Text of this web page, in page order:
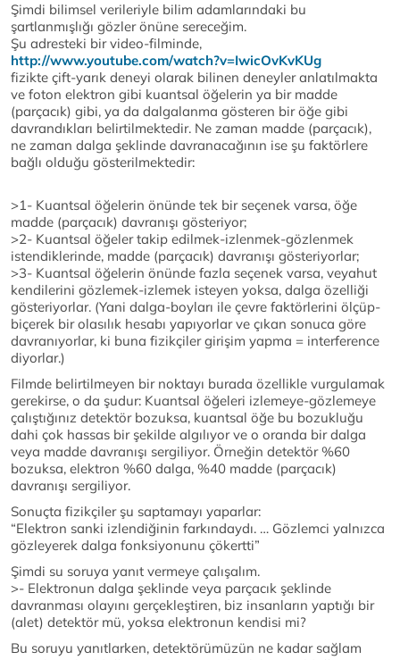
Şimdi bilimsel verileriyle bilim adamlarındaki bu
şartlanmışlığı gözler önüne sereceğim.
Şu adresteki bir video-filminde,
http://www.youtube.com/watch?v=IwicOvKvKUg
fizikte çift-yarık deneyi olarak bilinen deneyler anlatılmakta
ve foton elektron gibi kuantsal öğelerin ya bir madde
(parçacık) gibi, ya da dalgalanma gösteren bir öğe gibi
davrandıkları belirtilmektedir. Ne zaman madde (parçacık),
ne zaman dalga şeklinde davranacağının ise şu faktörlere
bağlı olduğu gösterilmektedir:
>1- Kuantsal öğelerin önünde tek bir seçenek varsa, öğe
madde (parçacık) davranışı gösteriyor;
>2- Kuantsal öğeler takip edilmek-izlenmek-gözlenmek
istendiklerinde, madde (parçacık) davranışı gösteriyorlar;
>3- Kuantsal öğelerin önünde fazla seçenek varsa, veyahut
kendilerini gözlemek-izlemek isteyen yoksa, dalga özelliği
gösteriyorlar. (Yani dalga-boyları ile çevre faktörlerini ölçüp-
biçerek bir olasılık hesabı yapıyorlar ve çıkan sonuca göre
davranıyorlar, ki buna fizikçiler girişim yapma = interference
diyorlar.)
Filmde belirtilmeyen bir noktayı burada özellikle vurgulamak
gerekirse, o da şudur: Kuantsal öğeleri izlemeye-gözlemeye
çalıştığınız detektör bozuksa, kuantsal öğe bu bozukluğu
dahi çok hassas bir şekilde algılıyor ve o oranda bir dalga
veya madde davranışı sergiliyor. Örneğin detektör %60
bozuksa, elektron %60 dalga, %40 madde (parçacık)
davranışı sergiliyor.
Sonuçta fizikçiler şu saptamayı yaparlar:
“Elektron sanki izlendiğinin farkındaydı. … Gözlemci yalnızca
gözleyerek dalga fonksiyonunu çökertti”
Şimdi su soruya yanıt vermeye çalışalım.
>- Elektronun dalga şeklinde veya parçacık şeklinde
davranması olayını gerçekleştiren, biz insanların yaptığı bir
(alet) detektör mü, yoksa elektronun kendisi mi?
Bu soruyu yanıtlarken, detektörümüzün ne kadar sağlam